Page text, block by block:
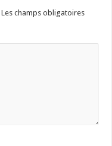
Les champs obligatoires